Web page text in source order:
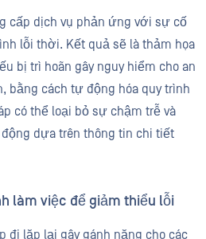
cấp dịch vụ phản ứng với sự cố
lỗi thời. Kết quả sẽ là thảm họa
bị trì hoãn gây nguy hiểm cho an
bằng cách tự động hóa quy trình
có thể loại bỏ sự chậm trễ và
dựa trên thông tin chi tiết
làm việc để giảm thiểu lỗi
đi lặp lại gây gánh nặng cho các